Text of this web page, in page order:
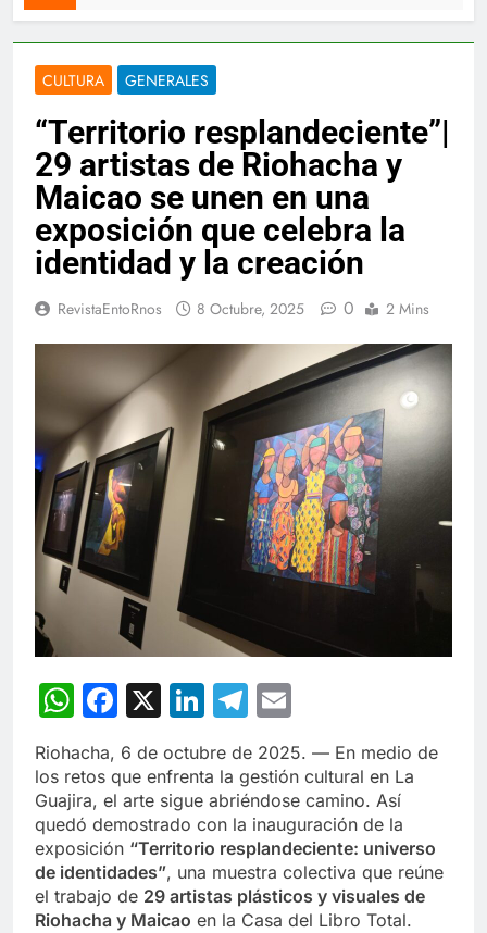
CULTURA GENERALES
“Territorio resplandeciente”|
29 artistas de Riohacha y
Maicao se unen en una
exposición que celebra la
identidad y la creación
RevistaEntoRnos 8 Octubre, 2025 0 2 Mins
WhatsApp
Facebook
X LinkedIn
Telegram
Riohacha, 6 de octubre de 2025. — En medio de
los retos que enfrenta la gestión cultural en La
Guajira, el arte sigue abriéndose camino. Así
quedó demostrado con la inauguración de la
exposición “Territorio resplandeciente: universo
de identidades”, una muestra colectiva que reúne
el trabajo de 29 artistas plásticos y visuales de
Riohacha y Maicao en la Casa del Libro Total.